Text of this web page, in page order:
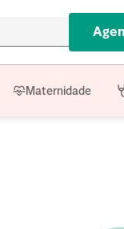
Maternidade